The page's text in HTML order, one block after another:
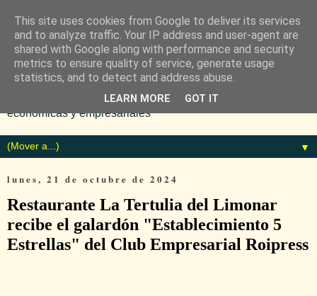
Diario especializado en noticias
económicas y empresariales
▼
lunes, 21 de octubre de 2024
Restaurante La Tertulia del Limonar
recibe el galardón "Establecimiento 5
Estrellas" del Club Empresarial Roipress
This site uses cookies from Google to deliver its services
and to analyze traffic. Your IP address and user-agent are
shared with Google along with performance and security
metrics to ensure quality of service, generate usage
statistics, and to detect and address abuse.
LEARN MORE GOT IT